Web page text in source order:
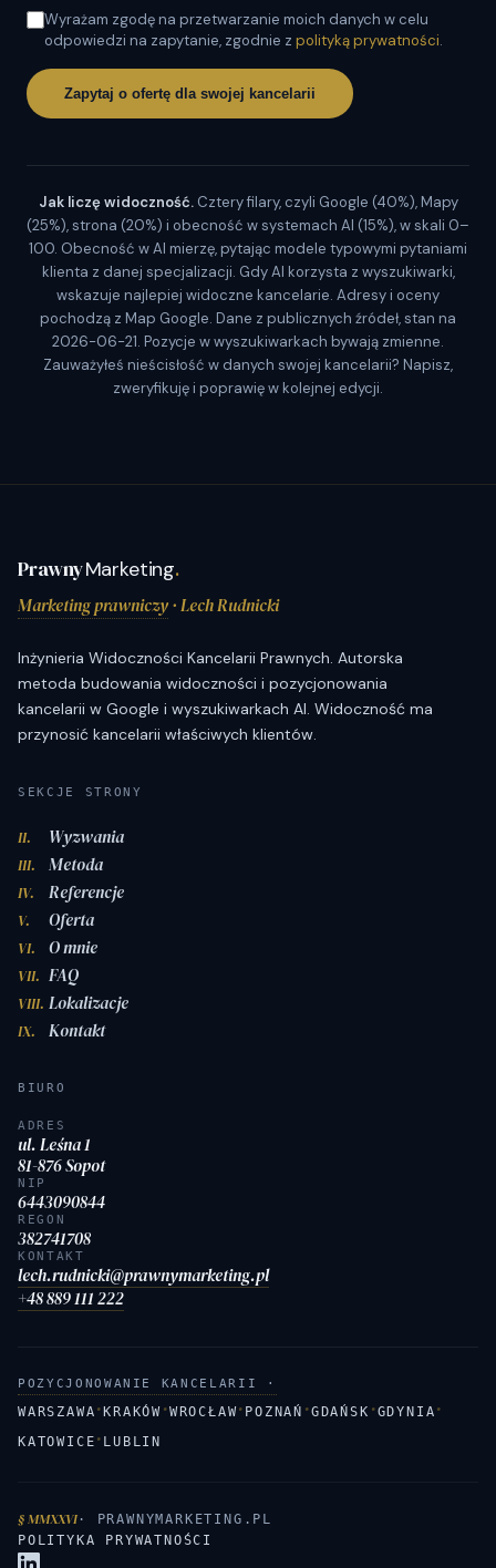
Wyrażam zgodę na przetwarzanie moich danych w celu
odpowiedzi na zapytanie, zgodnie z polityką prywatności.
Zapytaj o ofertę dla swojej kancelarii
Jak liczę widoczność.Cztery filary, czyli Google (40%), Mapy
(25%), strona (20%) i obecność w systemach AI (15%), w skali 0–
100. Obecność w AI mierzę, pytając modele typowymi pytaniami
klienta z danej specjalizacji. Gdy AI korzysta z wyszukiwarki,
wskazuje najlepiej widoczne kancelarie. Adresy i oceny
pochodzą z Map Google. Dane z publicznych źródeł, stan na
2026-06-21. Pozycje w wyszukiwarkach bywają zmienne.
Zauważyłeś nieścisłość w danych swojej kancelarii? Napisz,
zweryfikuję i poprawię w kolejnej edycji.
PrawnyMarketing.
Marketing prawniczy· Lech Rudnicki
Inżynieria Widoczności Kancelarii Prawnych. Autorska
metoda budowania widoczności i pozycjonowania
kancelarii w Google i wyszukiwarkach AI. Widoczność ma
przynosić kancelarii właściwych klientów.
SEKCJE STRONY
II. Wyzwania
III. Metoda
IV. Referencje
V. Oferta
VI. O mnie
VII. FAQ
VIII. Lokalizacje
IX. Kontakt
BIURO
ADRES
ul. Leśna 1
81-876 Sopot
NIP
6443090844
REGON
382741708
KONTAKT
lech.rudnicki@prawnymarketing.pl
+48 889 111 222
POZYCJONOWANIE KANCELARII ·
WARSZAWA ·KRAKÓW ·WROCŁAW· POZNAŃ ·GDAŃSK ·GDYNIA ·
KATOWICE · LUBLIN
§ MMXXVI · PRAWNYMARKETING.PL
POLITYKA PRYWATNOŚCI